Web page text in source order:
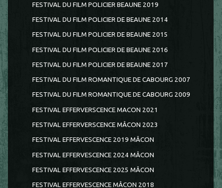
FESTIVAL DU FILM POLICIER BEAUNE 2019
FESTIVAL DU FILM POLICIER DE BEAUNE 2014
FESTIVAL DU FILM POLICIER DE BEAUNE 2015
FESTIVAL DU FILM POLICIER DE BEAUNE 2016
FESTIVAL DU FILM POLICIER DE BEAUNE 2017
FESTIVAL DU FILM ROMANTIQUE DE CABOURG 2007
FESTIVAL DU FILM ROMANTIQUE DE CABOURG 2009
FESTIVAL EFFERVERSCENCE MACON 2021
FESTIVAL EFFERVERSCENCE MÂCON 2023
FESTIVAL EFFERVESCENCE 2019 MÂCON
FESTIVAL EFFERVESCENCE 2024 MÂCON
FESTIVAL EFFERVESCENCE 2025 MÂCON
FESTIVAL EFFERVESCENCE MÂCON 2018